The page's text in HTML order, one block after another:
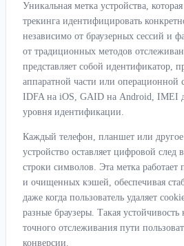
Уникальная метка устройства,
трекинга идентифицировать
независимо от браузерных сессий и
от традиционных методов
представляет собой идентификатор,
аппаратной части или операционной
IDFA на iOS, GAID на Android, IMEI
уровня идентификации.
Каждый телефон, планшет или
устройство оставляет цифровой след
строки символов. Эта метка работает
и очищенных кэшей, обеспечивая
даже когда пользователь удаляет
разные браузеры. Такая
точного отслеживания пути
конверсии.